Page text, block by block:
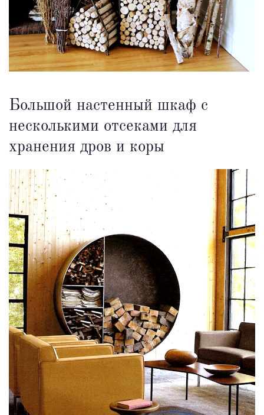
Большой настенный шкаф с
несколькими отсеками для
хранения дров и коры